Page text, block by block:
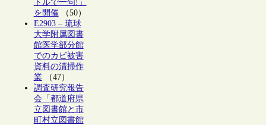
トルで一句!」
を開催（50）
E2903 – 琉球
大学附属図書
館医学部分館
でのカビ被害
資料の清掃作
業（47）
調査研究報告
会「都道府県
立図書館と市
町村立図書館